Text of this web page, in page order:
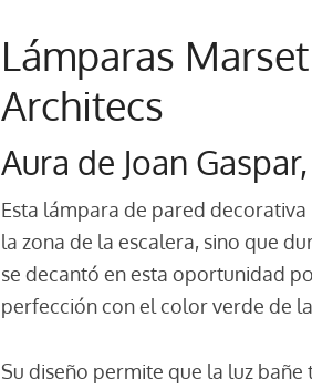
Lámparas
Architecs
Aura de Joan
Esta lámpara de pared
la zona de la escalera, sino que
se decantó en esta oportunidad
perfección con el color verde de
Su diseño permite que la luz